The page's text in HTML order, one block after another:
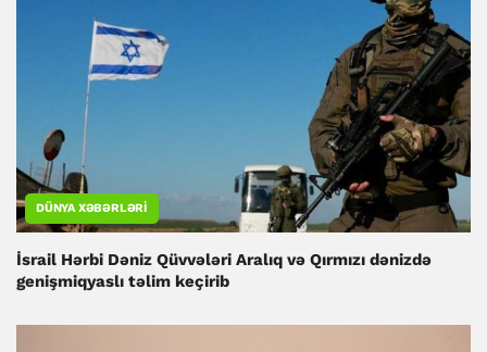
DÜNYA XƏBƏRLƏRI
İsrail Hərbi Dəniz Qüvvələri Aralıq və Qırmızı dənizdə
genişmiqyaslı təlim keçirib